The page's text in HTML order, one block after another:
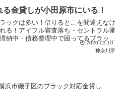
金貸しが小田原市にいる！
ックは多い！借りるとこを間違えなけ
る！アイフル審査落ち・セントラル審
納中・債務整理中で困ってるブラック
2020.03.10
神奈川県
浜市磯子区のブラック対応金貸し